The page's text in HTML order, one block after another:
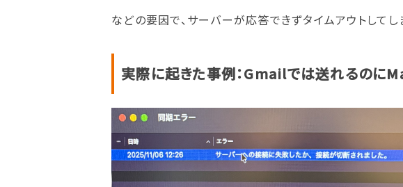
などの要因で、サーバーが応答できずタイムアウトしてし
実際に起きた事例：Gmailでは送れるのに